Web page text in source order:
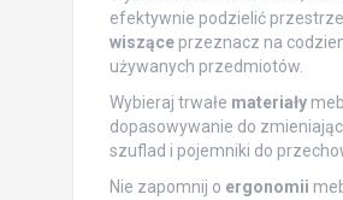
efektywnie podzielić
wisząceprzeznacz na
używanych przedmiotów.
Wybieraj trwałe materiały
dopasowywanie do
szuflad i pojemniki do
Nie zapomnij o ergonomii